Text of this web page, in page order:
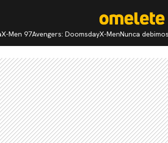
X-Men 97Avengers: DoomsdayX-MenNunca